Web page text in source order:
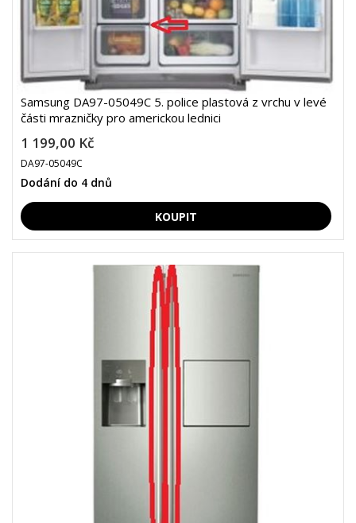
Samsung DA97-05049C 5. police plastová z vrchu v levé
části mrazničky pro americkou lednici
1 199,00 Kč
DA97-05049C
Dodání do 4 dnů